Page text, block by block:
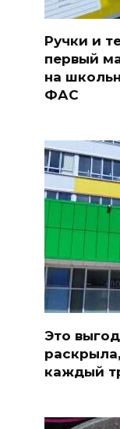
Ручки и
первый
на
ФАС
Это
каждый